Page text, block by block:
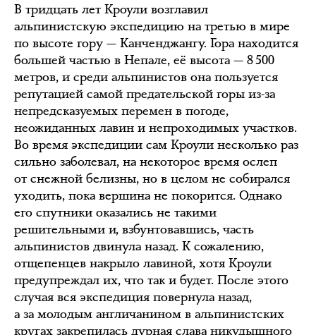
В тридцать лет Кроули возглавил
альпинистскую экспедицию на третью в мире
по высоте гору — Канченджангу. Гора находится
большей частью в Непале, её высота — 8 500
метров, и среди альпинистов она пользуется
репутацией самой предательской горы из-за
непредсказуемых перемен в погоде,
неожиданных лавин и непроходимых участков.
Во время экспедиции сам Кроули несколько раз
сильно заболевал, на некоторое время ослеп
от снежной белизны, но в целом не собирался
уходить, пока вершина не покорится. Однако
его спутники оказались не такими
решительными и, взбунтовавшись, часть
альпинистов двинула назад. К сожалению,
отщепенцев накрыло лавиной, хотя Кроули
предупреждал их, что так и будет. После этого
случая вся экспедиция повернула назад,
а за молодым англичанином в альпинистских
кругах закрепилась дурная слава никудышного